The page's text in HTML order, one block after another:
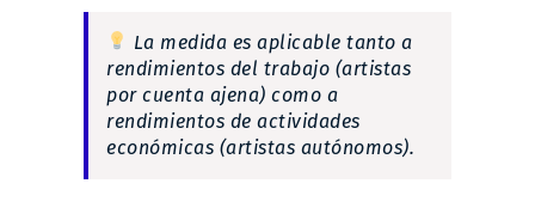
La medida es aplicable tanto a
rendimientos del trabajo (artistas
por cuenta ajena) como a
rendimientos de actividades
económicas (artistas autónomos).